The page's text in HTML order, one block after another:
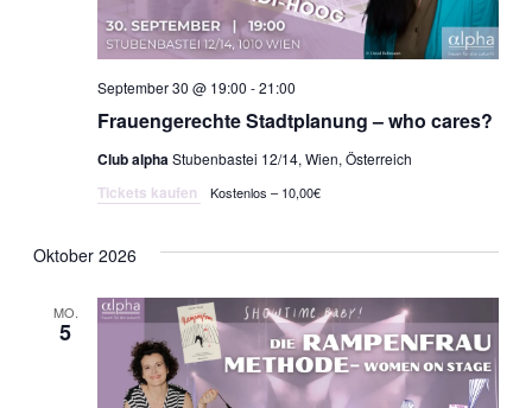
Frauengerechte Stadtplanung – who cares?
September 30 @ 19:00 -21:00
Club alphaStubenbastei 12/14, Wien, Österreich
Tickets kaufen Kostenlos – 10,00€
Oktober 2026
MO.
5